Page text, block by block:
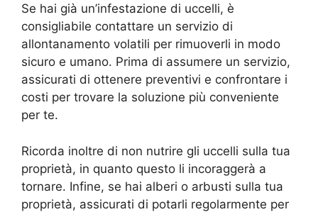
Se hai già un’infestazione di uccelli, è
consigliabile contattare un servizio di
allontanamento volatili per rimuoverli in modo
sicuro e umano. Prima di assumere un servizio,
assicurati di ottenere preventivi e confrontare i
costi per trovare la soluzione più conveniente
per te.
Ricorda inoltre di non nutrire gli uccelli sulla tua
proprietà, in quanto questo li incoraggerà a
tornare. Infine, se hai alberi o arbusti sulla tua
proprietà, assicurati di potarli regolarmente per